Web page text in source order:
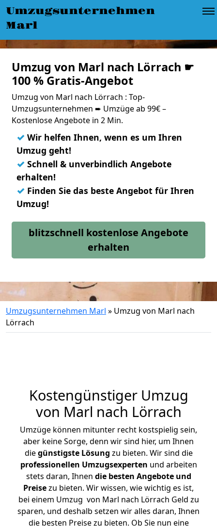
Umzugsunternehmen
Marl
Umzug von Marl nach Lörrach ☛
100 % Gratis-Angebot
Umzug von Marl nach Lörrach : Top-
Umzugsunternehmen ➨ Umzüge ab 99€ –
Kostenlose Angebote in 2 Min.
✓ Wir helfen Ihnen, wenn es um Ihren
Umzug geht!
✓ Schnell & unverbindlich Angebote
erhalten!
✓ Finden Sie das beste Angebot für Ihren
Umzug!
blitzschnell kostenlose Angebote
erhalten
Umzugsunternehmen Marl » Umzug von Marl nach
Lörrach
Kostengünstiger Umzug
von Marl nach Lörrach
Umzüge können mitunter recht kostspielig sein,
aber keine Sorge, denn wir sind hier, um Ihnen
diegünstigste Lösung zu bieten. Wir sind die
professionellen Umzugsexperten und arbeiten
stets daran, Ihnen die besten Angebote und
Preisezu bieten. Wir wissen, wie wichtig es ist,
bei einem Umzug von Marl nach Lörrach Geld zu
sparen, und deshalb setzen wir alles daran, Ihnen
die besten Preise zu bieten. Ob Sie nun eine